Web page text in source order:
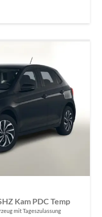
Kam PDC Temp
mit Tageszulassung